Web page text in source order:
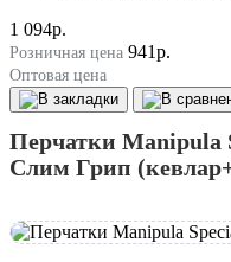
1 094р.
Розничная цена 941р.
Оптовая цена
Перчатки Manipula
Слим Грип